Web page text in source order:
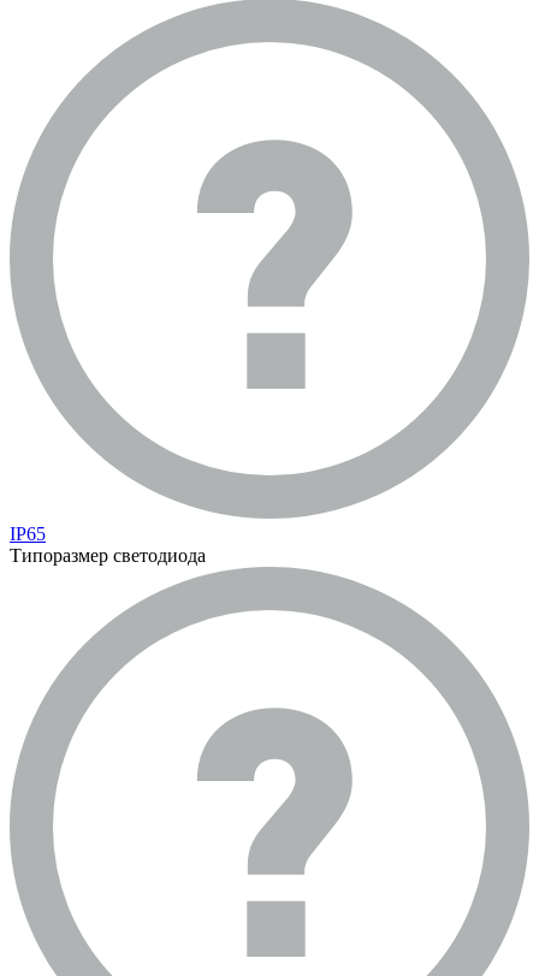
IP65
Типоразмер светодиода